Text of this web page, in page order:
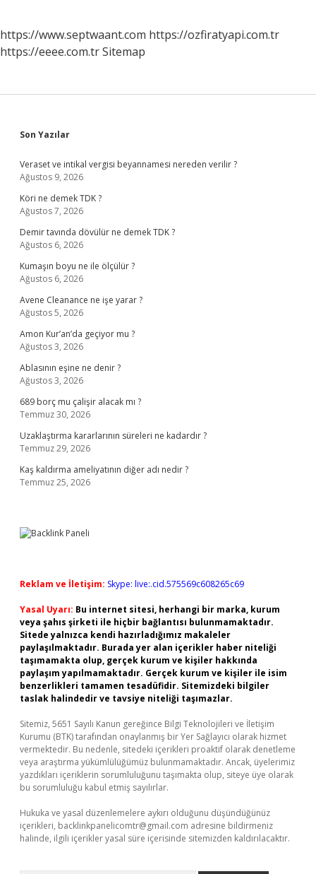
https://www.septwaant.com https://ozfiratyapi.com.tr
https://eeee.com.trSitemap
Sidebar
Son Yazılar
Veraset ve intikal vergisi beyannamesi nereden verilir ?
Ağustos 9, 2026
Köri ne demek TDK ?
Ağustos 7, 2026
Demir tavında dövülür ne demek TDK ?
Ağustos 6, 2026
Kumaşın boyu ne ile ölçülür ?
Ağustos 6, 2026
Avene Cleanance ne işe yarar ?
Ağustos 5, 2026
Amon Kur’an’da geçiyor mu ?
Ağustos 3, 2026
Ablasının eşine ne denir ?
Ağustos 3, 2026
689 borç mu çalişir alacak mı ?
Temmuz 30, 2026
Uzaklaştırma kararlarının süreleri ne kadardır ?
Temmuz 29, 2026
Kaş kaldırma ameliyatının diğer adı nedir ?
Temmuz 25, 2026
Reklam ve İletişim: Skype: live:.cid.575569c608265c69
Yasal Uyarı: Bu internet sitesi, herhangi bir marka, kurum
veya şahıs şirketi ile hiçbir bağlantısı bulunmamaktadır.
Sitede yalnızca kendi hazırladığımız makaleler
paylaşılmaktadır. Burada yer alan içerikler haber niteliği
taşımamakta olup, gerçek kurum ve kişiler hakkında
paylaşım yapılmamaktadır. Gerçek kurum ve kişiler ile isim
benzerlikleri tamamen tesadüfidir. Sitemizdeki bilgiler
taslak halindedir ve tavsiye niteliği taşımazlar.
Sitemiz, 5651 Sayılı Kanun gereğince Bilgi Teknolojileri ve İletişim
Kurumu (BTK) tarafından onaylanmış bir Yer Sağlayıcı olarak hizmet
vermektedir. Bu nedenle, sitedeki içerikleri proaktif olarak denetleme
veya araştırma yükümlülüğümüz bulunmamaktadır. Ancak, üyelerimiz
yazdıkları içeriklerin sorumluluğunu taşımakta olup, siteye üye olarak
bu sorumluluğu kabul etmiş sayılırlar.
Hukuka ve yasal düzenlemelere aykırı olduğunu düşündüğünüz
içerikleri, backlinkpanelicomtr@gmail.com adresine bildirmeniz
halinde, ilgili içerikler yasal süre içerisinde sitemizden kaldırılacaktır.